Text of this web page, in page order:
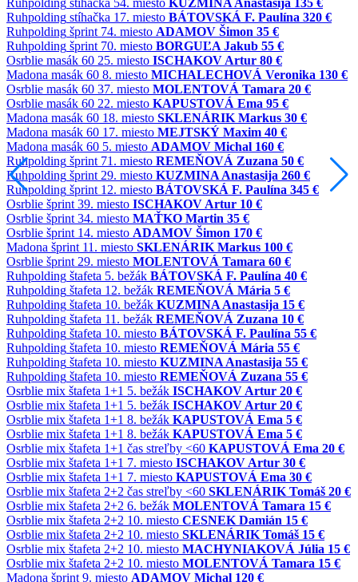
Ruhpolding stíhačka 17. miesto BÁTOVSKÁ F. Paulína 320 €
Ruhpolding šprint 74. miesto ADAMOV Šimon 35 €
Ruhpolding šprint 70. miesto BORGUĽA Jakub 55 €
Osrblie masák 60 25. miesto ISCHAKOV Artur 80 €
Madona masák 60 8. miesto MICHALECHOVÁ Veronika 130 €
Osrblie masák 60 37. miesto MOLENTOVÁ Tamara 20 €
Osrblie masák 60 22. miesto KAPUSTOVÁ Ema 95 €
Madona masák 60 18. miesto SKLENÁRIK Markus 30 €
Madona masák 60 17. miesto MEJTSKÝ Maxim 40 €
Madona masák 60 5. miesto ADAMOV Michal 160 €
Ruhpolding šprint 71. miesto REMEŇOVÁ Zuzana 50 €
Ruhpolding šprint 29. miesto KUZMINA Anastasija 260 €
Ruhpolding šprint 12. miesto BÁTOVSKÁ F. Paulína 345 €
Osrblie šprint 39. miesto ISCHAKOV Artur 10 €
Osrblie šprint 34. miesto MAŤKO Martin 35 €
Osrblie šprint 14. miesto ADAMOV Šimon 170 €
Madona šprint 11. miesto SKLENÁRIK Markus 100 €
Osrblie šprint 29. miesto MOLENTOVÁ Tamara 60 €
Ruhpolding štafeta 5. bežák BÁTOVSKÁ F. Paulína 40 €
Ruhpolding štafeta 12. bežák REMEŇOVÁ Mária 5 €
Ruhpolding štafeta 10. bežák KUZMINA Anastasija 15 €
Ruhpolding štafeta 11. bežák REMEŇOVÁ Zuzana 10 €
Ruhpolding štafeta 10. miesto BÁTOVSKÁ F. Paulína 55 €
Ruhpolding štafeta 10. miesto REMEŇOVÁ Mária 55 €
Ruhpolding štafeta 10. miesto KUZMINA Anastasija 55 €
Ruhpolding štafeta 10. miesto REMEŇOVÁ Zuzana 55 €
Osrblie mix štafeta 1+1 5. bežák ISCHAKOV Artur 20 €
Osrblie mix štafeta 1+1 5. bežák ISCHAKOV Artur 20 €
Osrblie mix štafeta 1+1 8. bežák KAPUSTOVÁ Ema 5 €
Osrblie mix štafeta 1+1 8. bežák KAPUSTOVÁ Ema 5 €
Osrblie mix štafeta 1+1 čas streľby <60 KAPUSTOVÁ Ema 20 €
Osrblie mix štafeta 1+1 7. miesto ISCHAKOV Artur 30 €
Osrblie mix štafeta 1+1 7. miesto KAPUSTOVÁ Ema 30 €
Osrblie mix štafeta 2+2 čas streľby <60 SKLENÁRIK Tomáš 20 €
Osrblie mix štafeta 2+2 6. bežák MOLENTOVÁ Tamara 15 €
Osrblie mix štafeta 2+2 10. miesto CESNEK Damián 15 €
Osrblie mix štafeta 2+2 10. miesto SKLENÁRIK Tomáš 15 €
Osrblie mix štafeta 2+2 10. miesto MACHYNIAKOVÁ Júlia 15 €
Osrblie mix štafeta 2+2 10. miesto MOLENTOVÁ Tamara 15 €
Madona šprint 9. miesto ADAMOV Michal 120 €